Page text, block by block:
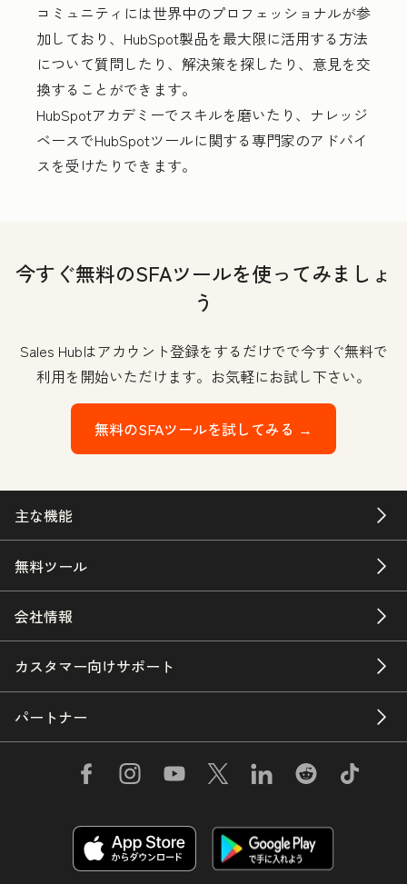
コミュニティには世界中のプロフェッショナルが参
加しており、HubSpot製品を最大限に活用する方法
について質問したり、解決策を探したり、意見を交
換することができます。
HubSpotアカデミーでスキルを磨いたり、ナレッジ
ベースでHubSpotツールに関する専門家のアドバイ
スを受けたりできます。
今すぐ無料のSFAツールを使ってみましょ
う
Sales Hubはアカウント登録をするだけでで今すぐ無料で
利用を開始いただけます。お気軽にお試し下さい。
無料のSFAツールを試してみる →
主な機能
無料ツール
会社情報
カスタマー向けサポート
パートナー